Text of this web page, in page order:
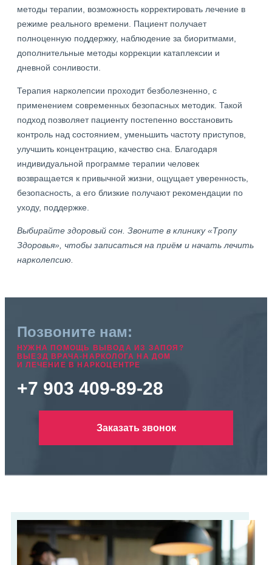
методы терапии, возможность корректировать лечение в
режиме реального времени. Пациент получает
полноценную поддержку, наблюдение за биоритмами,
дополнительные методы коррекции катаплексии и
дневной сонливости.
Терапия нарколепсии проходит безболезненно, с
применением современных безопасных методик. Такой
подход позволяет пациенту постепенно восстановить
контроль над состоянием, уменьшить частоту приступов,
улучшить концентрацию, качество сна. Благодаря
индивидуальной программе терапии человек
возвращается к привычной жизни, ощущает уверенность,
безопасность, а его близкие получают рекомендации по
уходу, поддержке.
Выбирайте здоровый сон. Звоните в клинику «Тропу
Здоровья», чтобы записаться на приём и начать лечить
нарколепсию.
Позвоните нам:
НУЖНА ПОМОЩЬ ВЫВОДА ИЗ ЗАПОЯ?
ВЫЕЗД ВРАЧА-НАРКОЛОГА НА ДОМ
И ЛЕЧЕНИЕ В НАРКОЦЕНТРЕ
+7 903 409-89-28
Заказать звонок